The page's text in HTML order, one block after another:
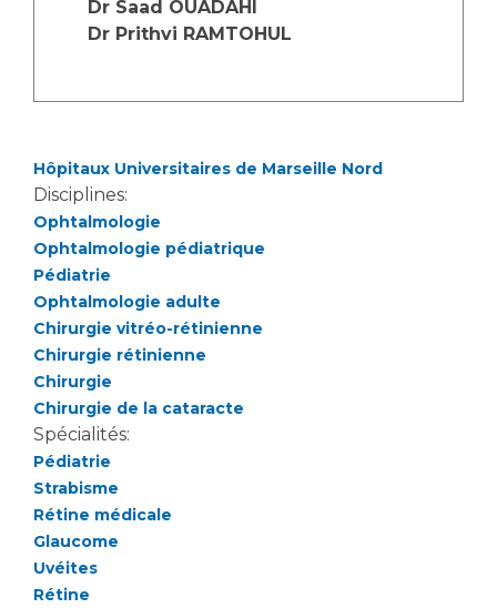
Mouvement Parcours Handicap 13
Activité physique
Cancer
Médecine nucléaire
Maladies rares
Maternité Hôpital Nord
Plateforme des internes
Professionnels de santé
Adresser un patient
Réseaux de soins
Adresser un examen au Laboratoire de Biologie
Médicale
Radiologie / Imagerie
Cancérologie
Les pôles d'activité médicale
Anatomie et Cytologie Pathologiques
Adresser un examen au Laboratoire d'Infectiologie
Centres de référence Maladies Rares
Plateforme d'Expertise Maladies Rares
Presse / Multimédia
Dr Saad OUADAHI
Dr Prithvi RAMTOHUL
Hôpitaux Universitaires de Marseille Nord
Disciplines:
Ophtalmologie
Ophtalmologie pédiatrique
Pédiatrie
Ophtalmologie adulte
Chirurgie vitréo-rétinienne
Chirurgie rétinienne
Chirurgie
Chirurgie de la cataracte
Spécialités:
Pédiatrie
Strabisme
Rétine médicale
Glaucome
Uvéites
Rétine